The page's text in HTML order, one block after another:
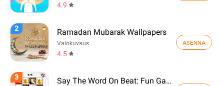
4.9
2 Ramadan Mubarak Wallpapers
Valokuvaus
4.5
ASENNA
3 Say The Word On Beat: Fun Game